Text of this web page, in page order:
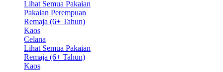
Lihat Semua Pakaian
Pakaian Perempuan
Remaja (6+ Tahun)
Kaos
Celana
Lihat Semua Pakaian
Remaja (6+ Tahun)
Kaos